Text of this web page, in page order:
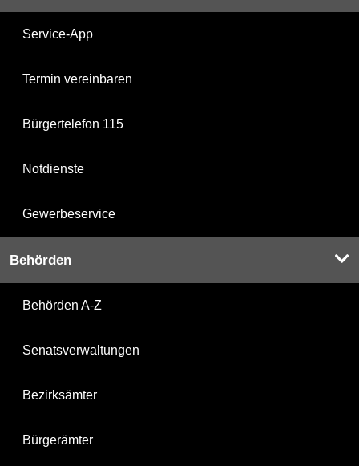
Service-App
Termin vereinbaren
Bürgertelefon 115
Notdienste
Gewerbeservice
Behörden
Behörden A-Z
Senatsverwaltungen
Bezirksämter
Bürgerämter